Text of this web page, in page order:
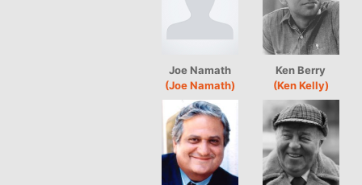
Joe Namath
(Joe Namath)
Ken Berry
(Ken Kelly)